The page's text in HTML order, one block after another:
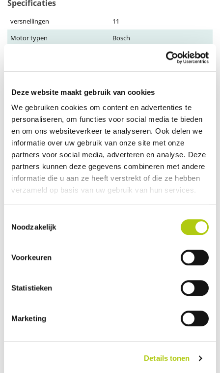
Deze website maakt gebruik van cookies
We gebruiken cookies om content en advertenties te
personaliseren, om functies voor social media te bieden
en om ons websiteverkeer te analyseren. Ook delen we
informatie over uw gebruik van onze site met onze
partners voor social media, adverteren en analyse. Deze
partners kunnen deze gegevens combineren met andere
informatie die u aan ze heeft verstrekt of die ze hebben
verzameld op basis van uw gebruik van hun services.
Noodzakelijk
Voorkeuren
Statistieken
Marketing
Details tonen
Specificaties
versnellingen
11
Motor typen
Bosch
Frame maat
S, M, L, XL, XS
Accu
Vermogen
Tot 250 Watt
Actieradius
Tot 200 KM
Display
Bosch Kiox
Accu
Bosch PowerTube 625
Toon meer
elektrische fiets die is ontworpen voor avontuurlijke rijders. Met de
Bosch Performance CX-motor en een actieradius tot 160 km, biedt
terrein.
Klantreviews kalkhoff entice 5
advance+ - lady
Voor kalkhoff entice 5 advance+ - lady zijn nog geen reviews.